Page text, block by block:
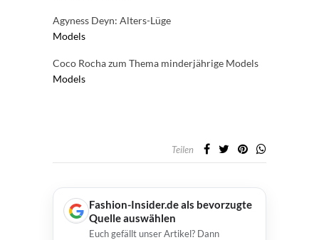
Agyness Deyn: Alters-Lüge
Models
Coco Rocha zum Thema minderjährige Models
Models
Teilen
Fashion-Insider.de als bevorzugte
Quelle auswählen
Euch gefällt unser Artikel? Dann